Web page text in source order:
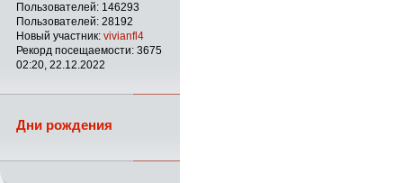
Пользователей: 146293
Пользователей: 28192
Новый участник: vivianfl4
Рекорд посещаемости: 3675
02:20, 22.12.2022
Дни рождения